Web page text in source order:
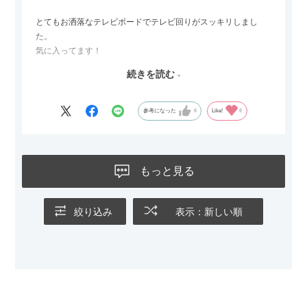
とてもお洒落なテレビボードでテレビ回りがスッキリしまし
た。
気に入ってます！
Blu-rayレコーダーをボードの扉にしまったところリモコンが閉
なので星4つにします
続きを読む
参考になった 0 Like! 0
もっと見る
絞り込み 表示：新しい順